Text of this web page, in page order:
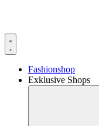
Fashionshop
Exklusive Shops